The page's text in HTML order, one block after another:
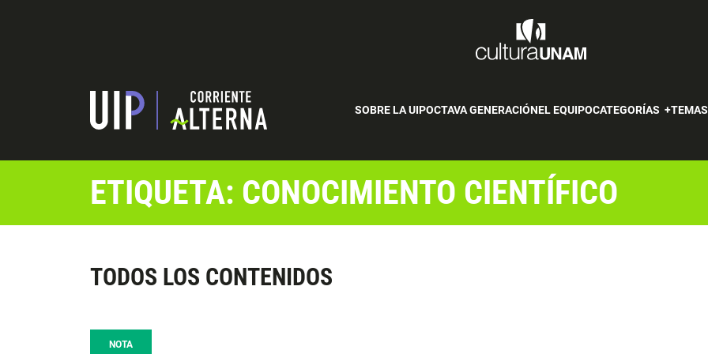
SOBRE LA UIPOCTAVA GENERACIÓNEL EQUIPOCATEGORÍAS TEMAS
ETIQUETA: CONOCIMIENTO CIENTÍFICO
TODOS LOS CONTENIDOS
NOTA